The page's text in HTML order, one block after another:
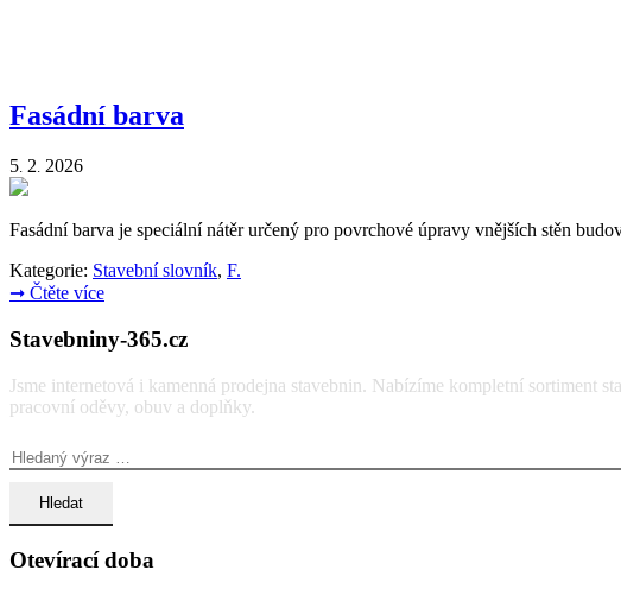
Fasádní barva
5. 2. 2026
Fasádní barva je speciální nátěr určený pro povrchové úpravy vnějších stěn
Kategorie: Stavební slovník, F.
➞ Čtěte více
Stavebniny-365.cz
Jsme internetová i kamenná prodejna stavebnin. Nabízíme kompletní sortiment
pracovní oděvy, obuv a doplňky.
Otevírací doba